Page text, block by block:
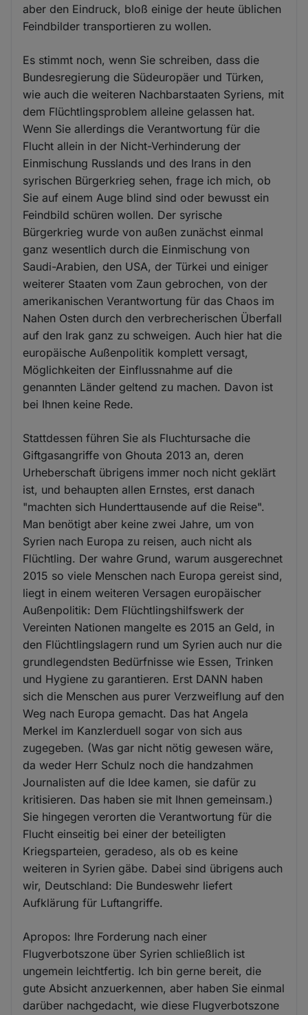
aber den Eindruck, bloß einige der heute üblichen
Feindbilder transportieren zu wollen.
Es stimmt noch, wenn Sie schreiben, dass die
Bundesregierung die Südeuropäer und Türken,
wie auch die weiteren Nachbarstaaten Syriens, mit
dem Flüchtlingsproblem alleine gelassen hat.
Wenn Sie allerdings die Verantwortung für die
Flucht allein in der Nicht-Verhinderung der
Einmischung Russlands und des Irans in den
syrischen Bürgerkrieg sehen, frage ich mich, ob
Sie auf einem Auge blind sind oder bewusst ein
Feindbild schüren wollen. Der syrische
Bürgerkrieg wurde von außen zunächst einmal
ganz wesentlich durch die Einmischung von
Saudi-Arabien, den USA, der Türkei und einiger
weiterer Staaten vom Zaun gebrochen, von der
amerikanischen Verantwortung für das Chaos im
Nahen Osten durch den verbrecherischen Überfall
auf den Irak ganz zu schweigen. Auch hier hat die
europäische Außenpolitik komplett versagt,
Möglichkeiten der Einflussnahme auf die
genannten Länder geltend zu machen. Davon ist
bei Ihnen keine Rede.
Stattdessen führen Sie als Fluchtursache die
Giftgasangriffe von Ghouta 2013 an, deren
Urheberschaft übrigens immer noch nicht geklärt
ist, und behaupten allen Ernstes, erst danach
"machten sich Hunderttausende auf die Reise".
Man benötigt aber keine zwei Jahre, um von
Syrien nach Europa zu reisen, auch nicht als
Flüchtling. Der wahre Grund, warum ausgerechnet
2015 so viele Menschen nach Europa gereist sind,
liegt in einem weiteren Versagen europäischer
Außenpolitik: Dem Flüchtlingshilfswerk der
Vereinten Nationen mangelte es 2015 an Geld, in
den Flüchtlingslagern rund um Syrien auch nur die
grundlegendsten Bedürfnisse wie Essen, Trinken
und Hygiene zu garantieren. Erst DANN haben
sich die Menschen aus purer Verzweiflung auf den
Weg nach Europa gemacht. Das hat Angela
Merkel im Kanzlerduell sogar von sich aus
zugegeben. (Was gar nicht nötig gewesen wäre,
da weder Herr Schulz noch die handzahmen
Journalisten auf die Idee kamen, sie dafür zu
kritisieren. Das haben sie mit Ihnen gemeinsam.)
Sie hingegen verorten die Verantwortung für die
Flucht einseitig bei einer der beteiligten
Kriegsparteien, geradeso, als ob es keine
weiteren in Syrien gäbe. Dabei sind übrigens auch
wir, Deutschland: Die Bundeswehr liefert
Aufklärung für Luftangriffe.
Apropos: Ihre Forderung nach einer
Flugverbotszone über Syrien schließlich ist
ungemein leichtfertig. Ich bin gerne bereit, die
gute Absicht anzuerkennen, aber haben Sie einmal
darüber nachgedacht, wie diese Flugverbotszone